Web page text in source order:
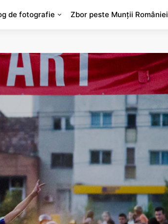
de fotografie Zbor peste Munții României